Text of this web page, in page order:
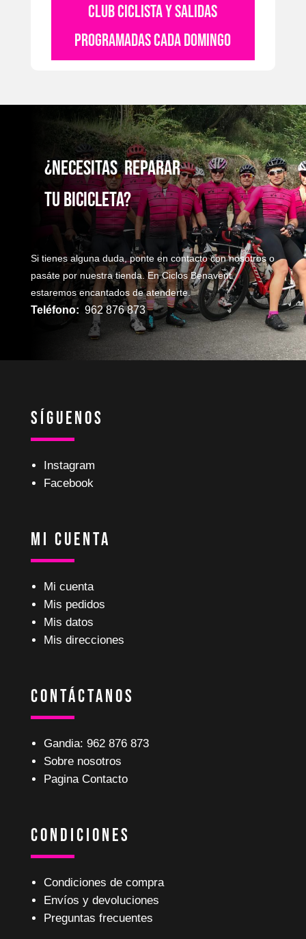
CLUB CICLISTA Y SALIDAS
PROGRAMADAS CADA DOMINGO
¿NecesitaS reparaR
TU bicicleta?
Si tienes alguna duda, ponte en contacto con nosotros o
pasáte por nuestra tienda. En Ciclos Benavent
estaremos encantados de atenderte.
Teléfono: 962 876 873
Síguenos
Instagram
Facebook
Mi Cuenta
Mi cuenta
Mis pedidos
Mis datos
Mis direcciones
Contáctanos
Gandia: 962 876 873
Sobre nosotros
Pagina Contacto
Condiciones
Condiciones de compra
Envíos y devoluciones
Preguntas frecuentes